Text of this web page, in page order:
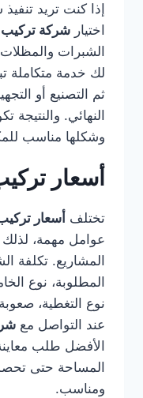
إذا كنت تريد
اختيار شركة
الشبرات
لك خدمة متكاملة
ثم التصنيع أو
النهائي.
وشكلها مناسب
أسعار
تختلف أسعار
عوامل مهمة،
المشاريع. تكلفة
المطلوبة، نوع
نوع التغطية،
عند التواصل مع
الأفضل طلب
المساحة حتى
ومناسب.